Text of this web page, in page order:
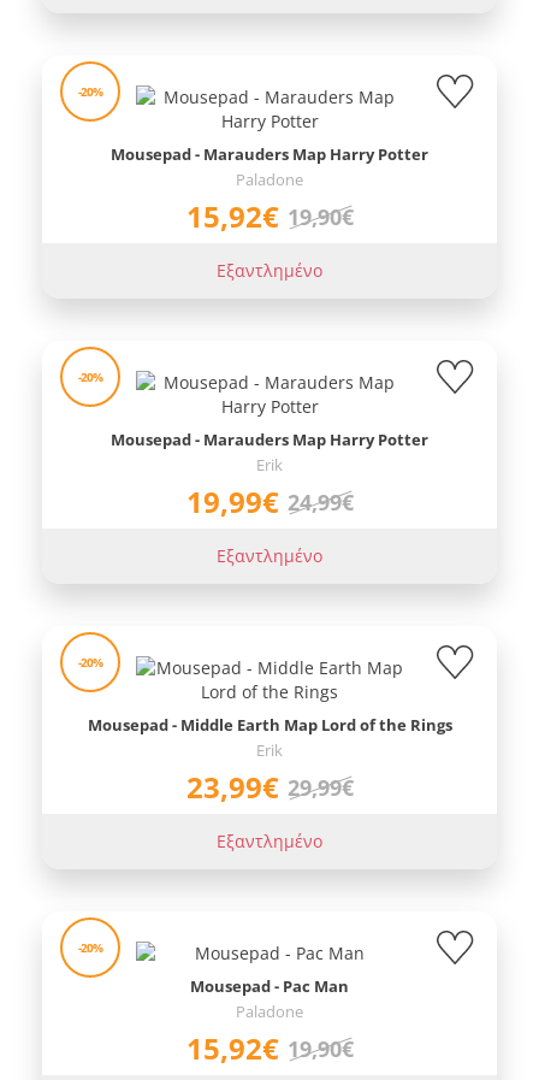
-20%
Mousepad - Marauders Map Harry Potter
Paladone
15,92€ 19,90€
Εξαντλημένο
-20%
Mousepad - Marauders Map Harry Potter
Erik
19,99€ 24,99€
Εξαντλημένο
-20%
Mousepad - Middle Earth Map Lord of the Rings
Erik
23,99€ 29,99€
Εξαντλημένο
-20%
Mousepad - Pac Man
Paladone
15,92€ 19,90€